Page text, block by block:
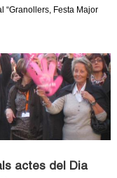
“Granollers, Festa Major
actes del Dia